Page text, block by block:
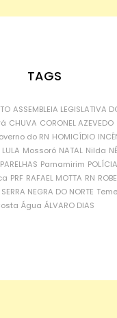
TAGS
ASSEMBLEIA LEGISLATIVA
CHUVA CORONEL AZEVEDO
do RN HOMICÍDIO
LULA Mossoró NATAL Nilda
PARELHAS Parnamirim POLÍCIA
PRF RAFAEL MOTTA RN
SERRA NEGRA DO NORTE
Água ÁLVARO DIAS